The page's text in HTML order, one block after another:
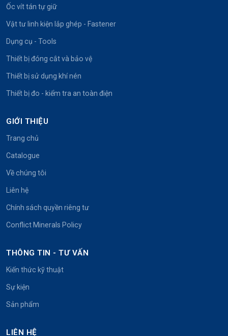
Ốc vít tán tự giữ
Vật tư linh kiện lắp ghép - Fastener
Dụng cụ - Tools
Thiết bị đóng cắt và bảo vệ
Thiết bị sử dụng khí nén
Thiết bị đo - kiểm tra an toàn điện
GIỚI THIỆU
Trang chủ
Catalogue
Về chúng tôi
Liên hệ
Chính sách quyền riêng tư
Conflict Minerals Policy
THÔNG TIN - TƯ VẤN
Kiến thức kỹ thuật
Sự kiện
Sản phẩm
LIÊN HỆ